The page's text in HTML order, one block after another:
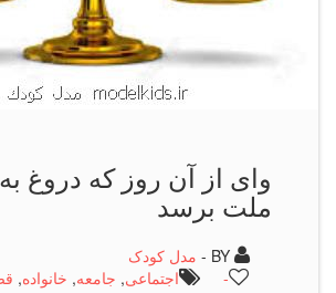
وای از آن روز كه دروغ به خانه
ملت برسد
مدل کودک
اجتماعی,جامعه ,خانواده, قصه